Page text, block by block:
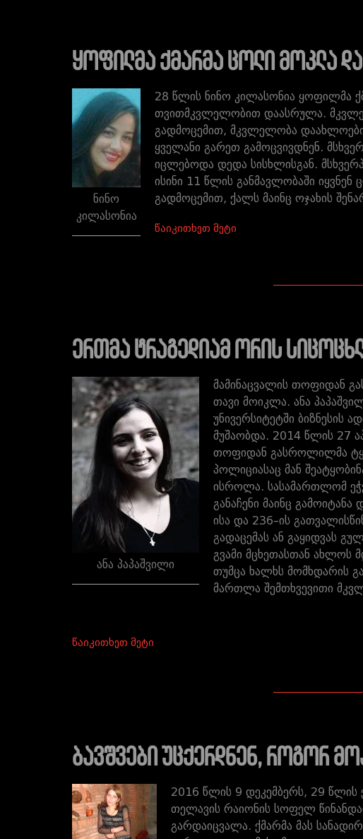
ყოფილმა ქმარმა ცოლი მოკლა
ნინო
კილასონია
28 წლის ნინო კილასონია ყოფილმა
თვითმკვლელობით დაასრულა.
გადმოცემით, მკვლელობა
ყველანი გარეთ გამოცვივდნენ.
იცლებოდა დედა სისხლისგან.
ისინი 11 წლის განმავლობაში
გადმოცემით, ქალს მაინც ოჯახის
წაიკითხეთ მეტი
ერთმა ტრაგედიამ ორის
ანა პაპაშვილი
მამინაცვალის თოფიდან
თავი მოიკლა. ანა
უნივერსიტეტში ბიზნესის
მუშაობდა. 2014 წლის 27
თოფიდან გასროლილმა
პოლიციასაც მან
ისროლა. სასამართლომ
განაჩენი მაინც
ისა და 236–ის
გადაცემას ან გაყიდვას
გვამი მცხეთასთან ახლოს
თუმცა ხალხს მომხდარის
მართლა შემთხვევითი
წაიკითხეთ მეტი
ბავშვები უცქერდნენ, როგორ
2016 წლის 9 დეკემბერს, 29 წლის
თელავის რაიონის სოფელ
გარდაიცვალა. ქმარმა მას